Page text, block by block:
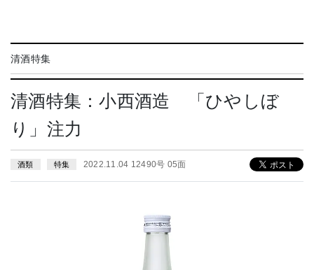
清酒特集
清酒特集：小西酒造 「ひやしぼ
り」注力
酒類 特集 2022.11.04 12490号 05面